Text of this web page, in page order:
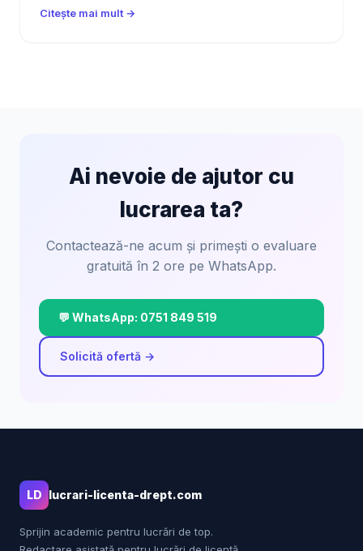
Citește mai mult →
Ai nevoie de ajutor cu
lucrarea ta?
Contactează-ne acum și primești o evaluare
gratuită în 2 ore pe WhatsApp.
💬 WhatsApp: 0751 849 519
Solicită ofertă →
LD lucrari-licenta-drept.com
Sprijin academic pentru lucrări de top.